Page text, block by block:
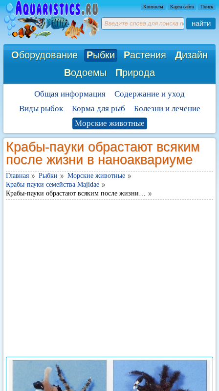
Контакты Карта сайта Поиск
найти
Оборудование Рыбки Растения Дизайн
Водоемы Природа
Общая информация
Содержание и уход
Виды рыбок
Корма для рыб
Болезни и лечение
Морские животные
Крабы-пауки обрастают всяким
после жизни в наноаквариуме
Главная Рыбки
Морские животные
Крабы-пауки семейства Majidae
Крабы-пауки обрастают всяким после жизни…